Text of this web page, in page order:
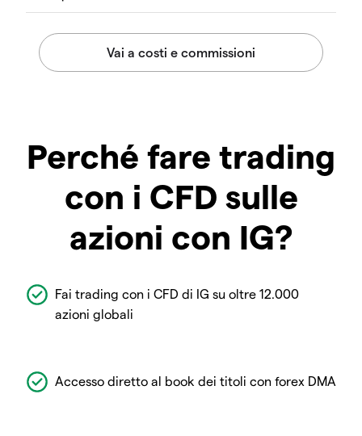
Perché fare trading
con i CFD sulle
azioni con IG?
Fai trading con i CFD di IG su oltre 12.000
azioni globali
Accesso diretto al book dei titoli con forex DMA